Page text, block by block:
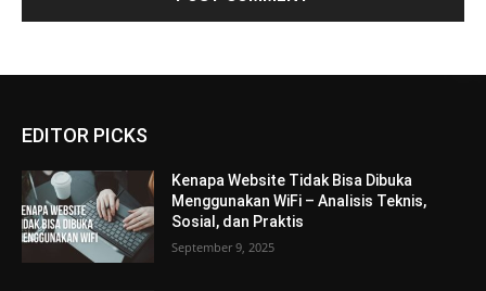
EDITOR PICKS
Kenapa Website Tidak Bisa Dibuka
Menggunakan WiFi – Analisis Teknis,
Sosial, dan Praktis
September 9, 2025